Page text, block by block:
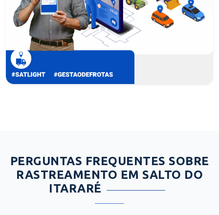
PERGUNTAS FREQUENTES SOBRE
RASTREAMENTO EM SALTO DO
ITARARÉ